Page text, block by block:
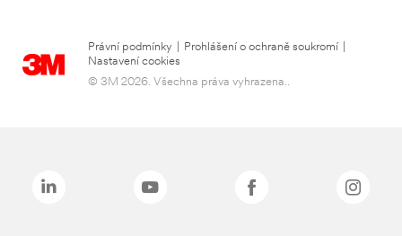
Právní podmínky Prohlášení o ochraně soukromí
Nastavení cookies
© 3M 2026. Všechna práva vyhrazena..